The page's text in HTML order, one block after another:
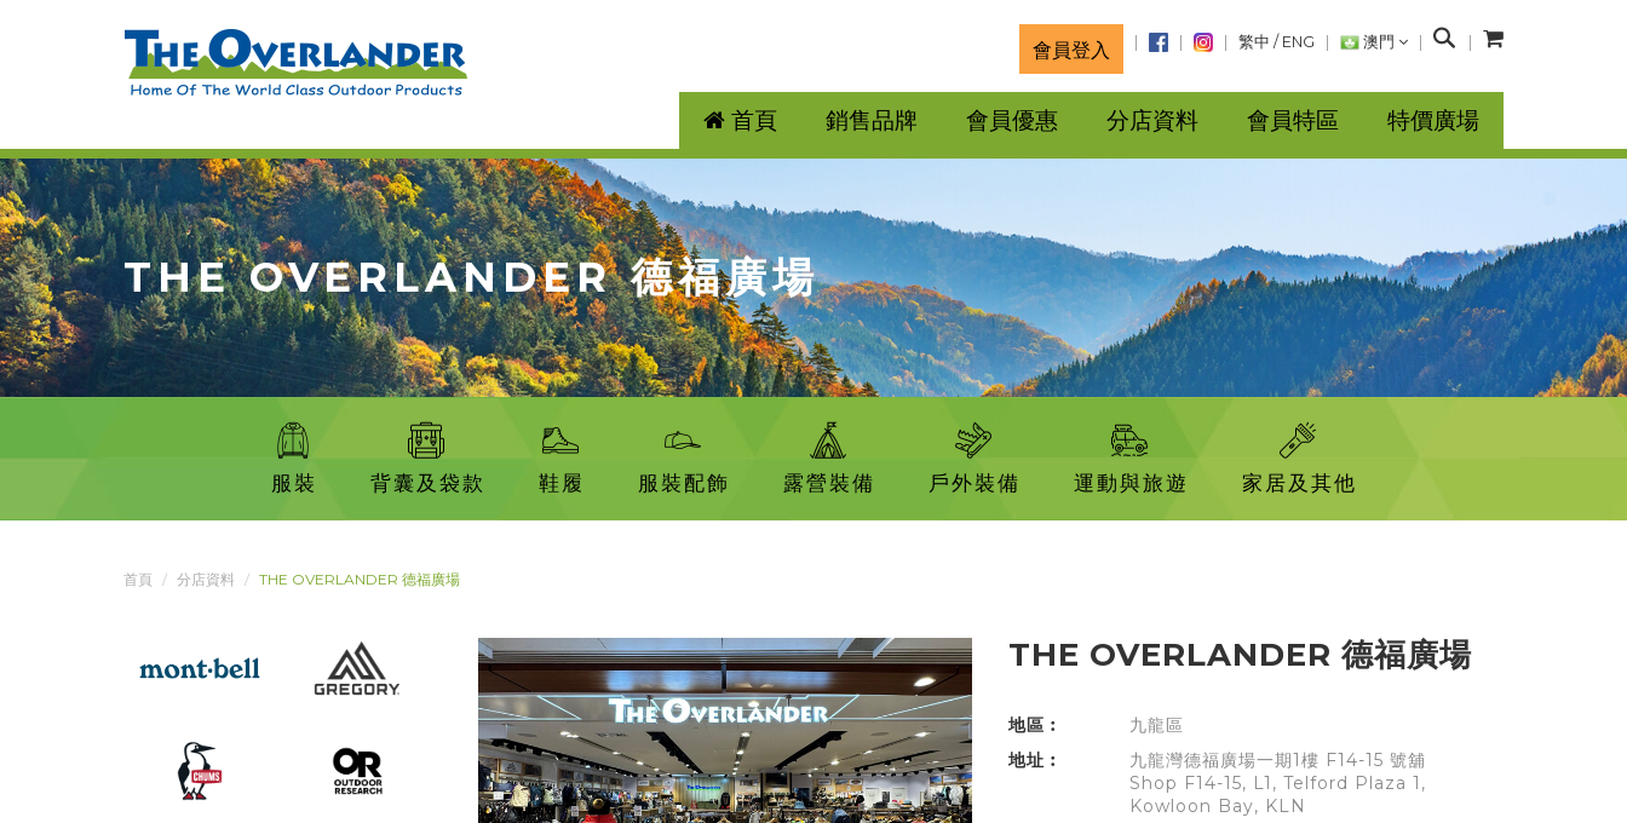
會員登入 繁中 / ENG 澳門
搜
首頁 銷售品牌 會員優惠 分店資料 會員特區 特價廣場
THE OVERLANDER 德福廣場
服裝 背囊及袋款 鞋履 服裝配飾 露營裝備 戶外裝備 運動與旅遊 家居及其他
首頁 分店資料 THE OVERLANDER 德福廣場
THE OVERLANDER 德福廣場
地區︰
九龍區
地址︰
九龍灣德福廣場一期1樓 F14-15 號舖
Shop F14-15, L1, Telford Plaza 1,
Kowloon Bay, KLN